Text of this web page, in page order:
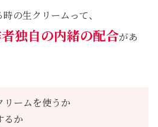
の生クリームって、
独自の内緒の配合があ
リームを使うか
るか